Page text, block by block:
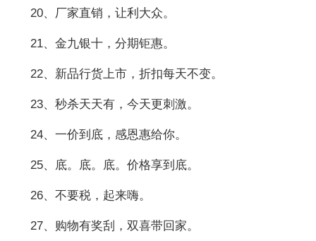
20、厂家直销，让利大众。
21、金九银十，分期钜惠。
22、新品行货上市，折扣每天不变。
23、秒杀天天有，今天更刺激。
24、一价到底，感恩惠给你。
25、底。底。底。价格享到底。
26、不要税，起来嗨。
27、购物有奖刮，双喜带回家。